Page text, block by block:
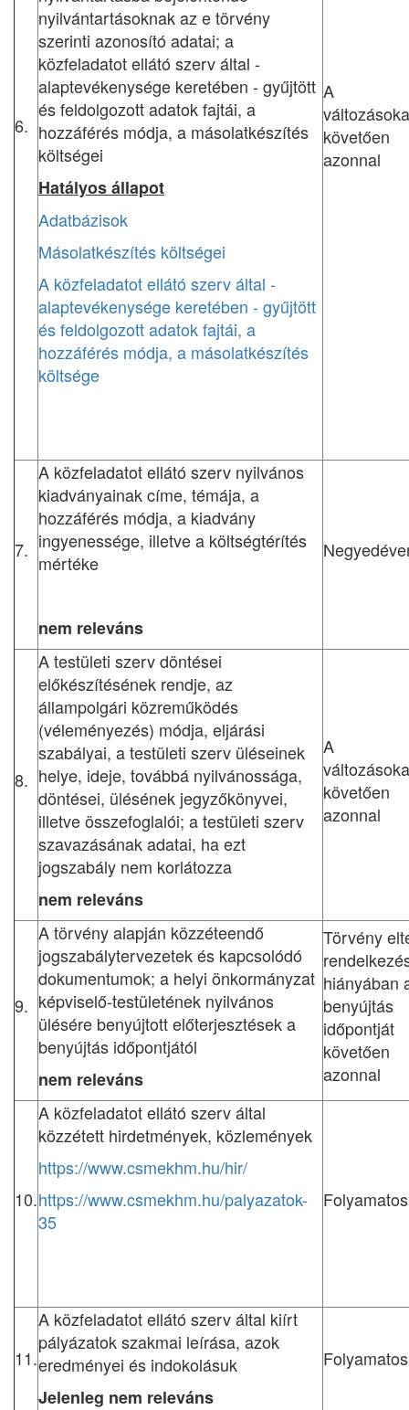
6.
nyilvántartásoknak az e törvény
szerinti azonosító adatai; a
közfeladatot ellátó szerv által -
alaptevékenysége keretében - gyűjtött
és feldolgozott adatok fajtái, a
hozzáférés módja, a másolatkészítés
költségei
Hatályos állapot
Adatbázisok
Másolatkészítés költségei
A közfeladatot ellátó szerv által -
alaptevékenysége keretében - gyűjtött
és feldolgozott adatok fajtái, a
hozzáférés módja, a másolatkészítés
költsége
A
követően
azonnal
7.
A közfeladatot ellátó szerv nyilvános
kiadványainak címe, témája, a
hozzáférés módja, a kiadvány
ingyenessége, illetve a költségtérítés
mértéke
nem releváns
8.
A testületi szerv döntései
előkészítésének rendje, az
állampolgári közreműködés
(véleményezés) módja, eljárási
szabályai, a testületi szerv üléseinek
helye, ideje, továbbá nyilvánossága,
döntései, ülésének jegyzőkönyvei,
illetve összefoglalói; a testületi szerv
szavazásának adatai, ha ezt
jogszabály nem korlátozza
nem releváns
A
követően
azonnal
9.
A törvény alapján közzéteendő
jogszabálytervezetek és kapcsolódó
dokumentumok; a helyi önkormányzat
képviselő-testületének nyilvános
ülésére benyújtott előterjesztések a
benyújtás időpontjától
nem releváns
Törvény
hiányában
benyújtás
időpontját
követően
azonnal
10.
A közfeladatot ellátó szerv által
közzétett hirdetmények, közlemények
https://www.csmekhm.hu/hir/
https://www.csmekhm.hu/palyazatok-
35
11.
A közfeladatot ellátó szerv által kiírt
pályázatok szakmai leírása, azok
eredményei és indokolásuk
Jelenleg nem releváns